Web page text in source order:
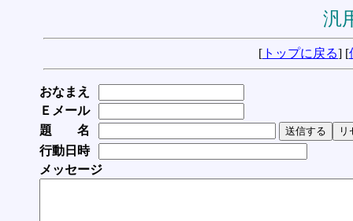
汎
[ トップに戻る] [
おなまえ
Ｅメール
題 名
行動日時
メッセージ